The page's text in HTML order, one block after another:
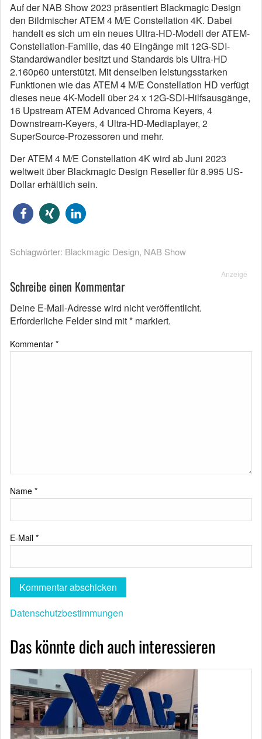
Auf der NAB Show 2023 präsentiert Blackmagic Design
den Bildmischer ATEM 4 M/E Constellation 4K. Dabei
handelt es sich um ein neues Ultra-HD-Modell der ATEM-
Constellation-Familie, das 40 Eingänge mit 12G-SDI-
Standardwandler besitzt und Standards bis Ultra-HD
2.160p60 unterstützt. Mit denselben leistungsstarken
Funktionen wie das ATEM 4 M/E Constellation HD verfügt
dieses neue 4K-Modell über 24 x 12G-SDI-Hilfsausgänge,
16 Upstream ATEM Advanced Chroma Keyers, 4
Downstream-Keyers, 4 Ultra-HD-Mediaplayer, 2
SuperSource-Prozessoren und mehr.
Der ATEM 4 M/E Constellation 4K wird ab Juni 2023
weltweit über Blackmagic Design Reseller für 8.995 US-
Dollar erhältlich sein.
Schlagwörter: Blackmagic Design, NAB Show
Anzeige
Schreibe einen Kommentar
Deine E-Mail-Adresse wird nicht veröffentlicht.
Erforderliche Felder sind mit* markiert.
Kommentar *
Name *
E-Mail *
Datenschutzbestimmungen
Das könnte dich auch interessieren